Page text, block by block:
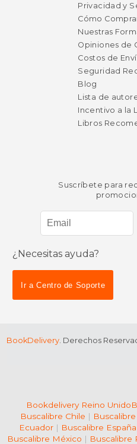
Privacidad y
Cómo
Nuestras
Opiniones de
Costos de
Seguridad
Blog
Lista de
Incentivo a la
Libros
Suscríbete para
¿Necesitas ayuda?
Ir a Centro de Soporte
BookDelivery. Derechos
Bookdelivery Reino Unido
Buscalibre Chile |
Ecuador| Buscalibre España
Buscalibre México | Buscalibre